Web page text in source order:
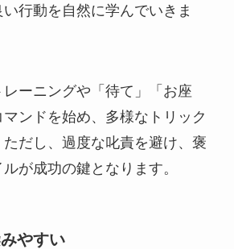
行動を自然に学んでいきま
ーニングや「待て」「お座
ンドを始め、多様なトリック
だし、過度な叱責を避け、褒
が成功の鍵となります。
やすい